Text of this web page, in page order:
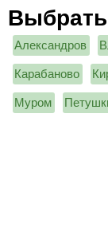
Александров
Карабаново
Муром